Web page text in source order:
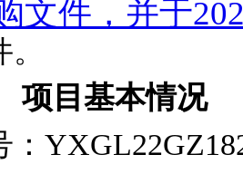
文件，并于
项目基本情况
：